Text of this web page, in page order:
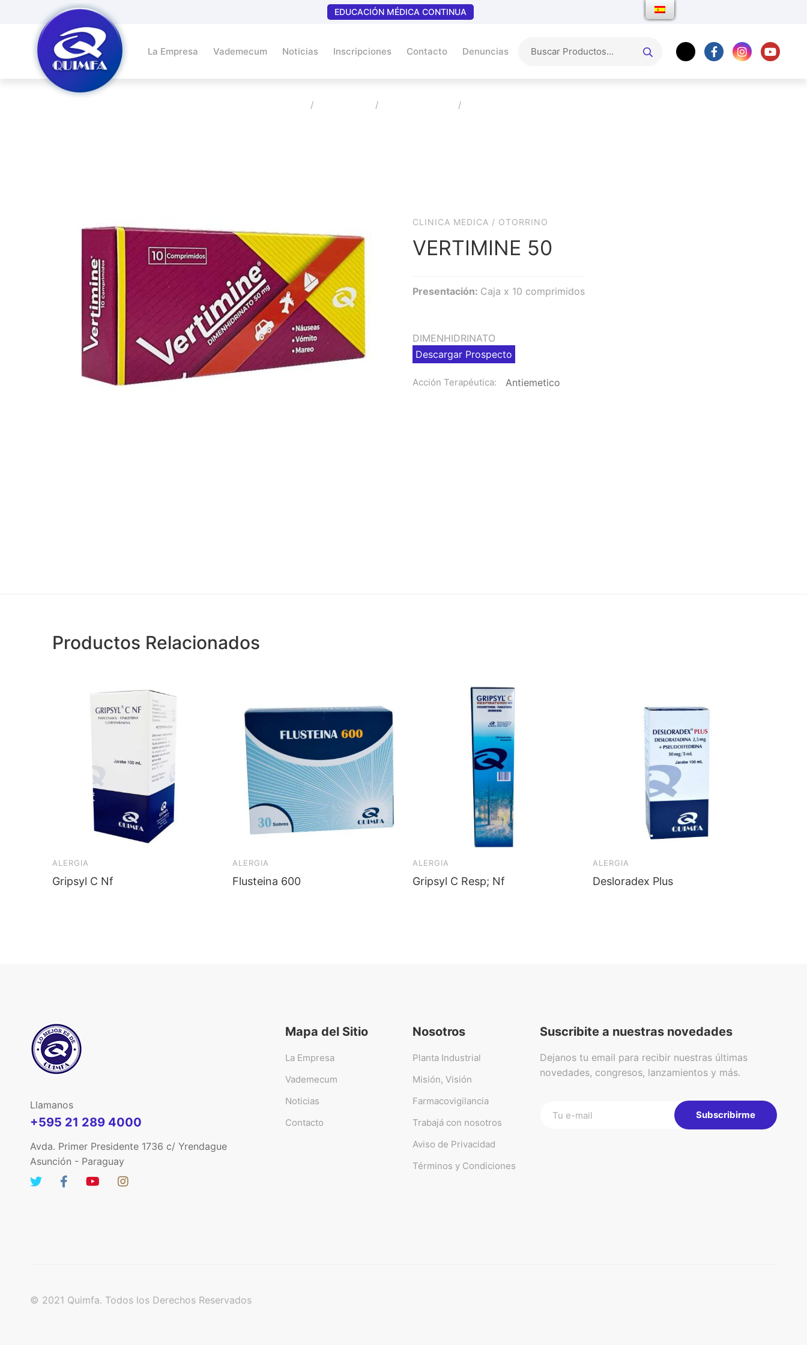
EDUCACIÓN MÉDICA CONTINUA
La Empresa Vademecum Noticias Inscripciones Contacto Denuncias
CLINICA MEDICA / OTORRINO
VERTIMINE 50
Presentación: Caja x 10 comprimidos
DIMENHIDRINATO
Descargar Prospecto
Acción Terapéutica: Antiemetico
Productos Relacionados
ALERGIA
Gripsyl C Nf
ALERGIA
Flusteina 600
ALERGIA
Gripsyl C Resp; Nf
ALERGIA
Desloradex Plus
Llamanos
+595 21 289 4000
Avda. Primer Presidente 1736 c/ Yrendague
Asunción - Paraguay
Mapa del Sitio
La Empresa
Vademecum
Noticias
Contacto
Nosotros
Planta Industrial
Misión, Visión
Farmacovigilancia
Trabajá con nosotros
Aviso de Privacidad
Términos y Condiciones
Suscribite a nuestras novedades
Dejanos tu email para recibir nuestras últimas
novedades, congresos, lanzamientos y más.
Subscribirme
© 2021 Quimfa. Todos los Derechos Reservados